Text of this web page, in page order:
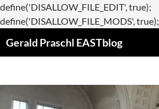
define('DISALLOW_FILE_EDIT', true);
define('DISALLOW_FILE_MODS', true);
Gerald Praschl EASTblog